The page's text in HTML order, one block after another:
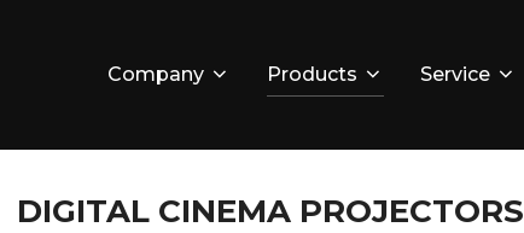
Company Products Service
DIGITAL CINEMA PROJECTORS